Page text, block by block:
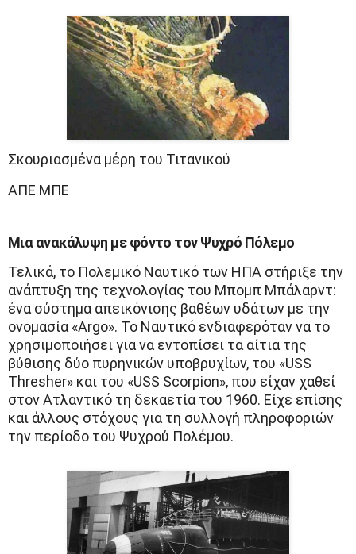
Σκουριασμένα μέρη του Τιτανικού
ΑΠΕ ΜΠΕ
Μια ανακάλυψη με φόντο τον Ψυχρό Πόλεμο
Τελικά, το Πολεμικό Ναυτικό των ΗΠΑ στήριξε την
ανάπτυξη της τεχνολογίας του Μπομπ Μπάλαρντ:
ένα σύστημα απεικόνισης βαθέων υδάτων με την
ονομασία «Argo». Το Ναυτικό ενδιαφερόταν να το
χρησιμοποιήσει για να εντοπίσει τα αίτια της
βύθισης δύο πυρηνικών υποβρυχίων, του «USS
Thresher» και του «USS Scorpion», που είχαν χαθεί
στον Ατλαντικό τη δεκαετία του 1960. Είχε επίσης
και άλλους στόχους για τη συλλογή πληροφοριών
την περίοδο του Ψυχρού Πολέμου.